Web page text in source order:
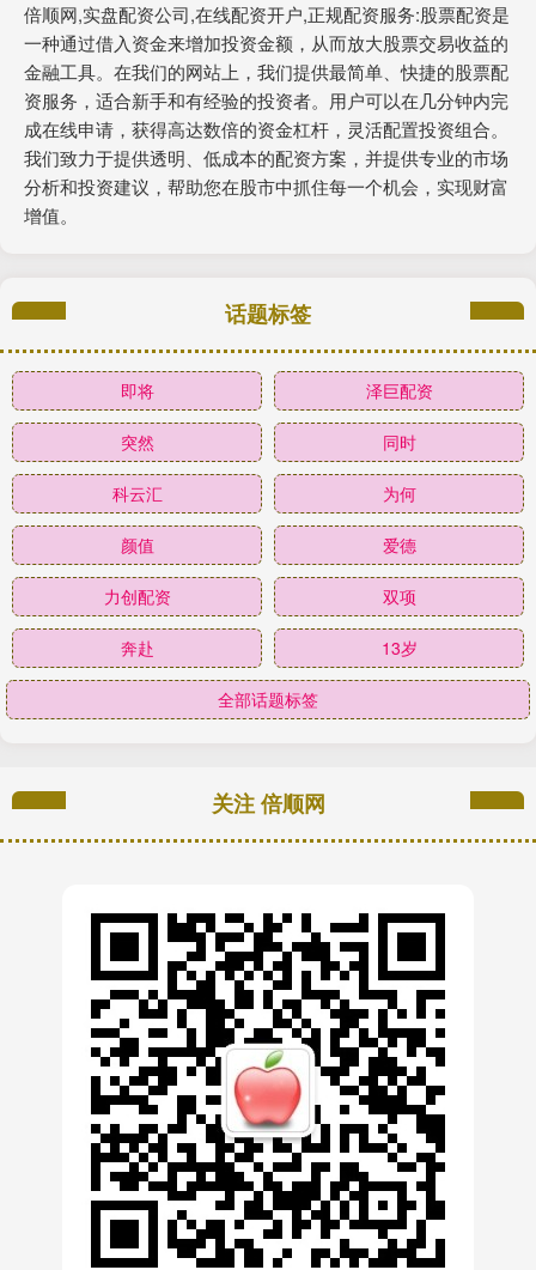
倍顺网,实盘配资公司,在线配资开户,正规配资服务:股票配资是
一种通过借入资金来增加投资金额，从而放大股票交易收益的
金融工具。在我们的网站上，我们提供最简单、快捷的股票配
资服务，适合新手和有经验的投资者。用户可以在几分钟内完
成在线申请，获得高达数倍的资金杠杆，灵活配置投资组合。
我们致力于提供透明、低成本的配资方案，并提供专业的市场
分析和投资建议，帮助您在股市中抓住每一个机会，实现财富
增值。
话题标签
即将 泽巨配资
突然 同时
科云汇 为何
颜值 爱德
力创配资 双项
奔赴 13岁
全部话题标签
关注 倍顺网